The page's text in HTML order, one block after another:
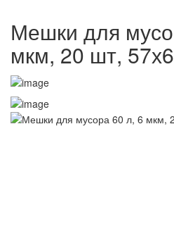
Мешки для
мкм, 20 шт,